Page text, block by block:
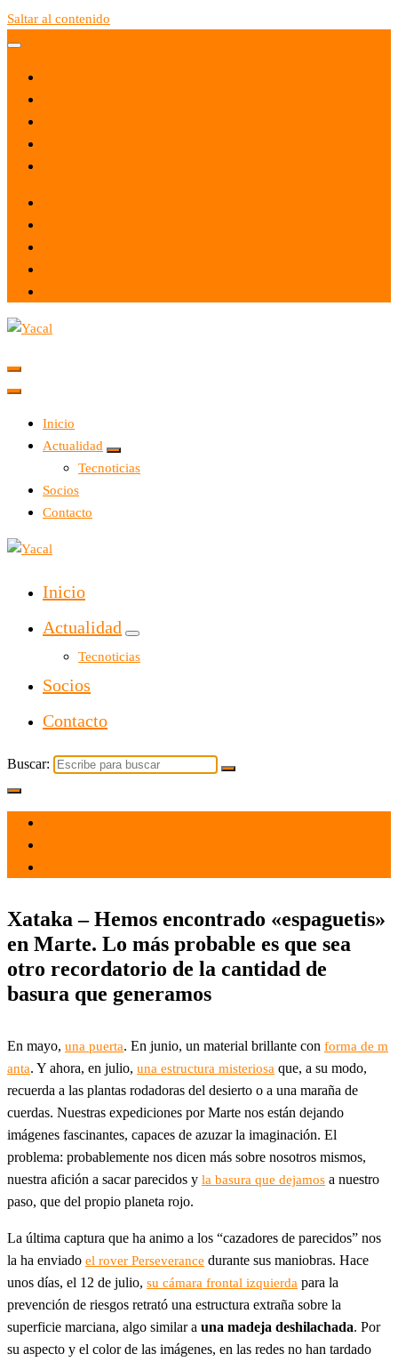
Saltar al contenido
Yacal micro hosting
Inicio
Actualidad
Tecnoticias
Socios
Contacto
Yacal micro hosting
Inicio
Actualidad
Tecnoticias
Socios
Contacto
Buscar:
Xataka – Hemos encontrado «espaguetis»
en Marte. Lo más probable es que sea
otro recordatorio de la cantidad de
basura que generamos
En mayo, una puerta. En junio, un material brillante con forma de m
anta. Y ahora, en julio, una estructura misteriosa que, a su modo,
recuerda a las plantas rodadoras del desierto o a una maraña de
cuerdas. Nuestras expediciones por Marte nos están dejando
imágenes fascinantes, capaces de azuzar la imaginación. El
problema: probablemente nos dicen más sobre nosotros mismos,
nuestra afición a sacar parecidos y la basura que dejamos a nuestro
paso, que del propio planeta rojo.
La última captura que ha animo a los “cazadores de parecidos” nos
la ha enviado el rover Perseverance durante sus maniobras. Hace
unos días, el 12 de julio, su cámara frontal izquierda para la
prevención de riesgos retrató una estructura extraña sobre la
superficie marciana, algo similar a una madeja deshilachada. Por
su aspecto y el color de las imágenes, en las redes no han tardado